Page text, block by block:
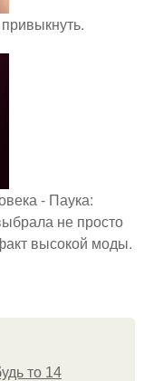
- Паука:
не просто
высокой моды.
то 14